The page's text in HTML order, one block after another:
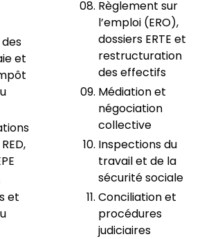
et
et
Règlement sur
l’emploi (ERO),
dossiers ERTE et
restructuration
des effectifs
Médiation et
négociation
collective
Inspections du
travail et de la
sécurité sociale
Conciliation et
procédures
judiciaires